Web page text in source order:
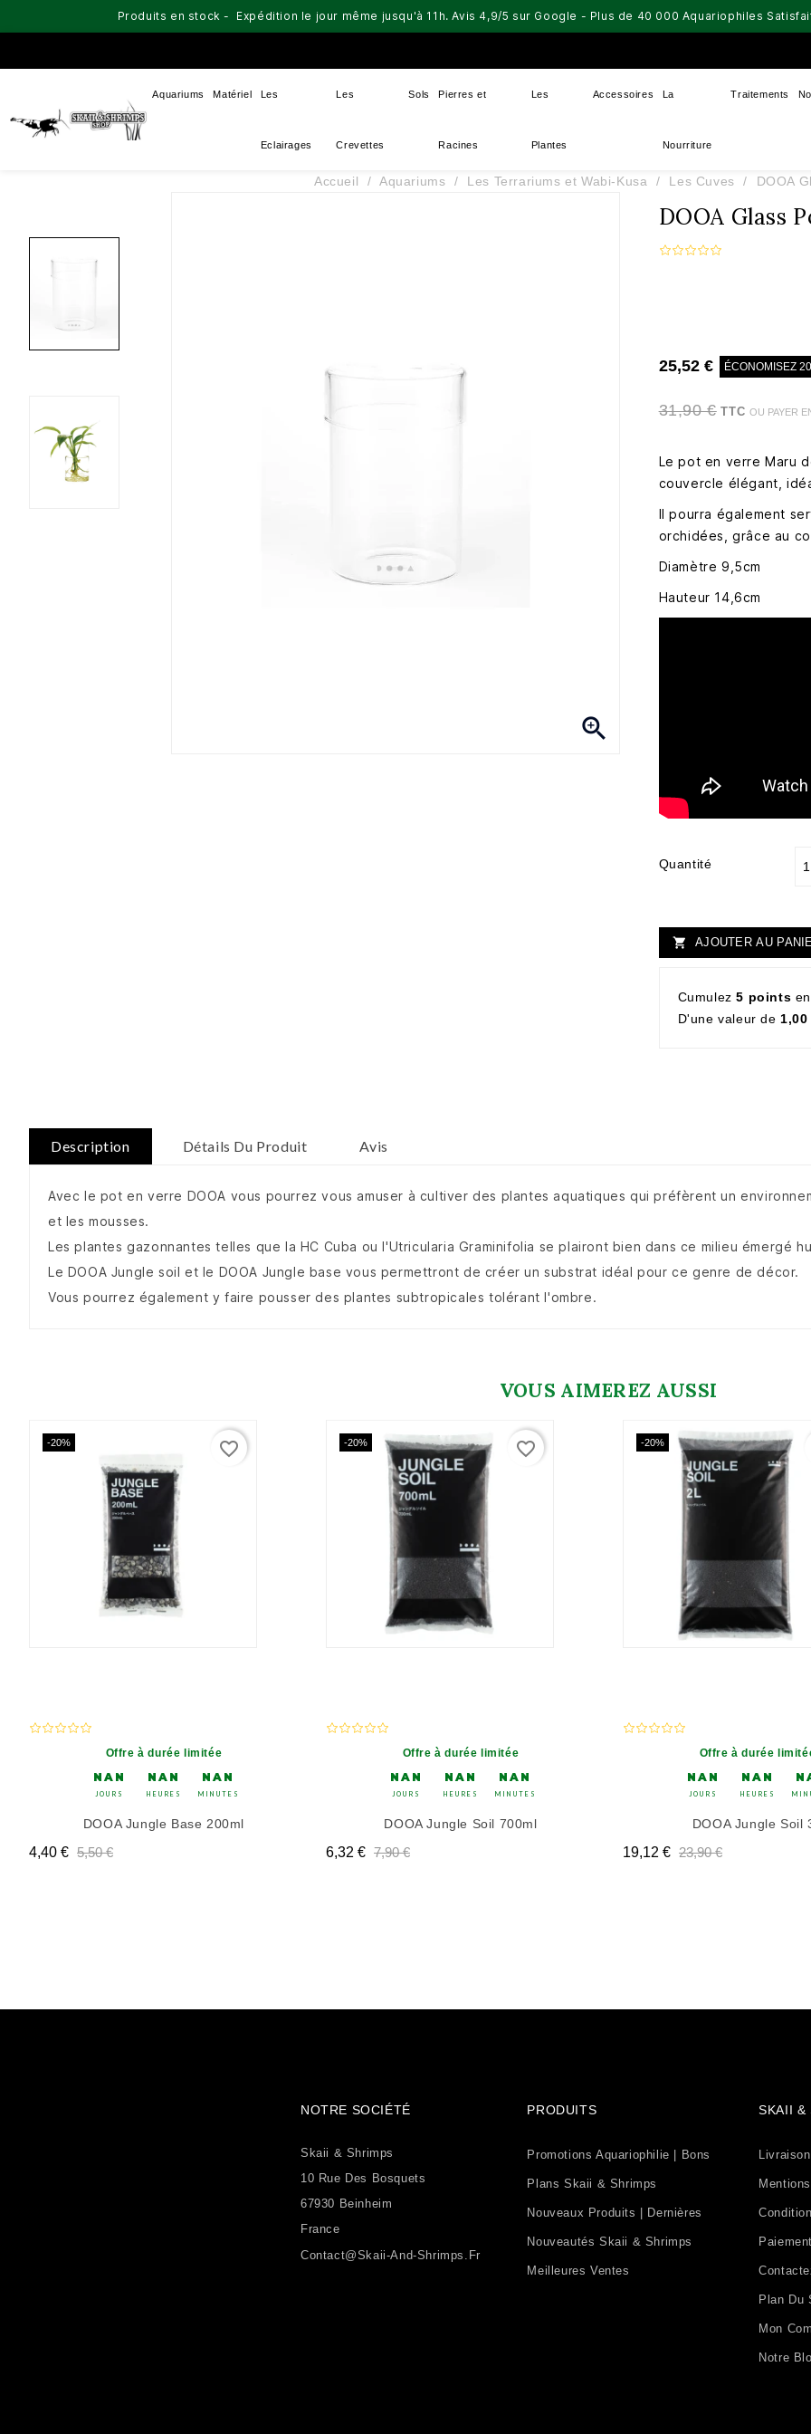
Produits en stock - Expédition le jour même jusqu'à 11h. Avis 4,9/5 sur Google - Plus de 40 000 Aquariophiles
Aquariums Matériel Les
Eclairages
Les
Crevettes
Sols Pierres et
Racines
Les
Plantes
Accessoires La
Nourriture
Traitements
Accueil Aquariums Les Terrariums et Wabi-Kusa Les Cuves DOOA

DOOA Glass
25,52 € ÉCONOMISEZ
31,90 € TTC OU PAYER
Le pot en verre Maru
couvercle élégant,
Il pourra également
orchidées, grâce au
Diamètre 9,5cm
Hauteur 14,6cm
Quantité
 AJOUTER AU
Cumulez5 points
D'une valeur de 1,00
Description Détails Du Produit Avis
Avec le pot en verre DOOA vous pourrez vous amuser à cultiver des plantes aquatiques qui préfèrent un
et les mousses.
Les plantes gazonnantes telles que la HC Cuba ou l'Utricularia Graminifolia se plairont bien dans ce milieu émergé
Le DOOA Jungle soil et le DOOA Jungle base vous permettront de créer un substrat idéal pour ce genre de décor.
Vous pourrez également y faire pousser des plantes subtropicales tolérant l'ombre.
VOUS AIMEREZ AUSSI
favorite_border
Offre à durée limitée
NAN
JOURS
NAN
HEURES
NAN
MINUTES
DOOA Jungle Base 200ml
Prix
4,40 €
-20%
Prix de base
5,50 €Prix de base
favorite_border
Offre à durée limitée
NAN
JOURS
NAN
HEURES
NAN
MINUTES
DOOA Jungle Soil 700ml
Prix
6,32 €
-20%
Prix de base
7,90 €Prix de base
Offre à durée
NAN
JOURS
NAN
HEURES
DOOA Jungle Soil
Prix
19,12 €
-20%
Prix de base
23,90 €Prix de base
NOTRE SOCIÉTÉ
Skaii & Shrimps
10 Rue Des Bosquets
67930 Beinheim
France
Contact@skaii-And-Shrimps.fr
PRODUITS
Promotions Aquariophilie | Bons
Plans Skaii & Shrimps
Nouveaux Produits | Dernières
Nouveautés Skaii & Shrimps
Meilleures Ventes
SKAII &
Livraison
Plan Du
Mon
Notre